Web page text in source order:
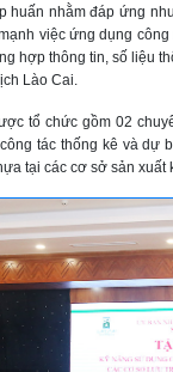
huấn nhằm đáp ứng
việc ứng dụng
hợp thông tin, số liệu
Lào Cai.
tổ chức gồm 02
tác thống kê và dự
tại các cơ sở sản